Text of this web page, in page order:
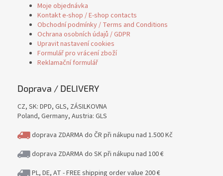
Moje objednávka
Kontakt e-shop / E-shop contacts
Obchodní podmínky / Terms and Conditions
Ochrana osobních údajů / GDPR
Upravit nastavení cookies
Formulář pro vrácení zboží
Reklamační formulář
Doprava / DELIVERY
CZ, SK: DPD, GLS, ZÁSILKOVNA
Poland, Germany, Austria: GLS
doprava ZDARMA do ČR při nákupu nad 1.500 Kč
doprava ZDARMA do SK při nákupu nad 100 €
PL, DE, AT - FREE shipping order value 200 €